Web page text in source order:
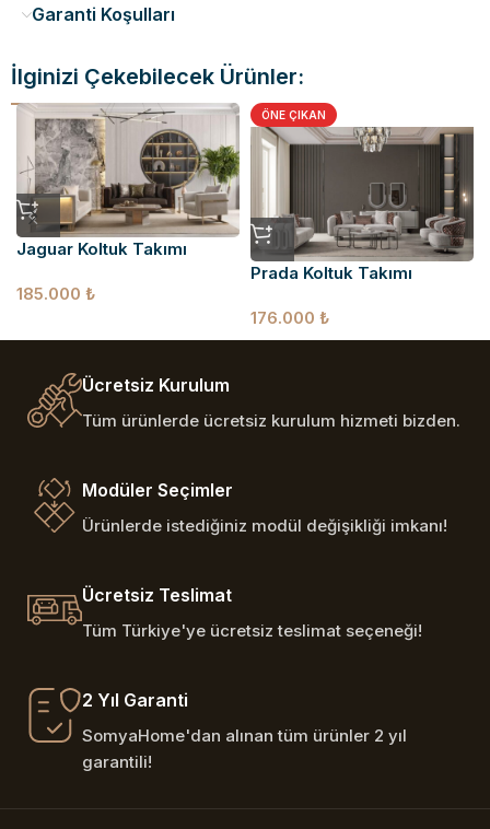
Garanti Koşulları
İlginizi Çekebilecek Ürünler:
Jaguar Koltuk Takımı
185.000 ₺
ÖNE ÇIKAN
Prada Koltuk Takımı
176.000 ₺
Ücretsiz Kurulum
Tüm ürünlerde ücretsiz kurulum hizmeti bizden.
Modüler Seçimler
Ürünlerde istediğiniz modül değişikliği imkanı!
Ücretsiz Teslimat
Tüm Türkiye'ye ücretsiz teslimat seçeneği!
2 Yıl Garanti
SomyaHome'dan alınan tüm ürünler 2 yıl
garantili!